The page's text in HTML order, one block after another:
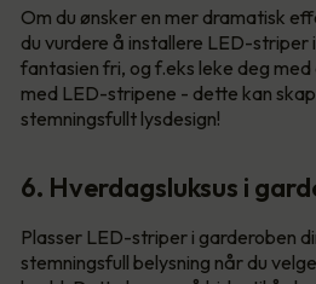
Om du ønsker en mer dramatisk
du vurdere å installere LED-striper
fantasien fri, og f.eks leke deg
med LED-stripene - dette kan
stemningsfullt lysdesign!
6. Hverdagsluksus i
Plasser LED-striper i garderoben
stemningsfull belysning når du